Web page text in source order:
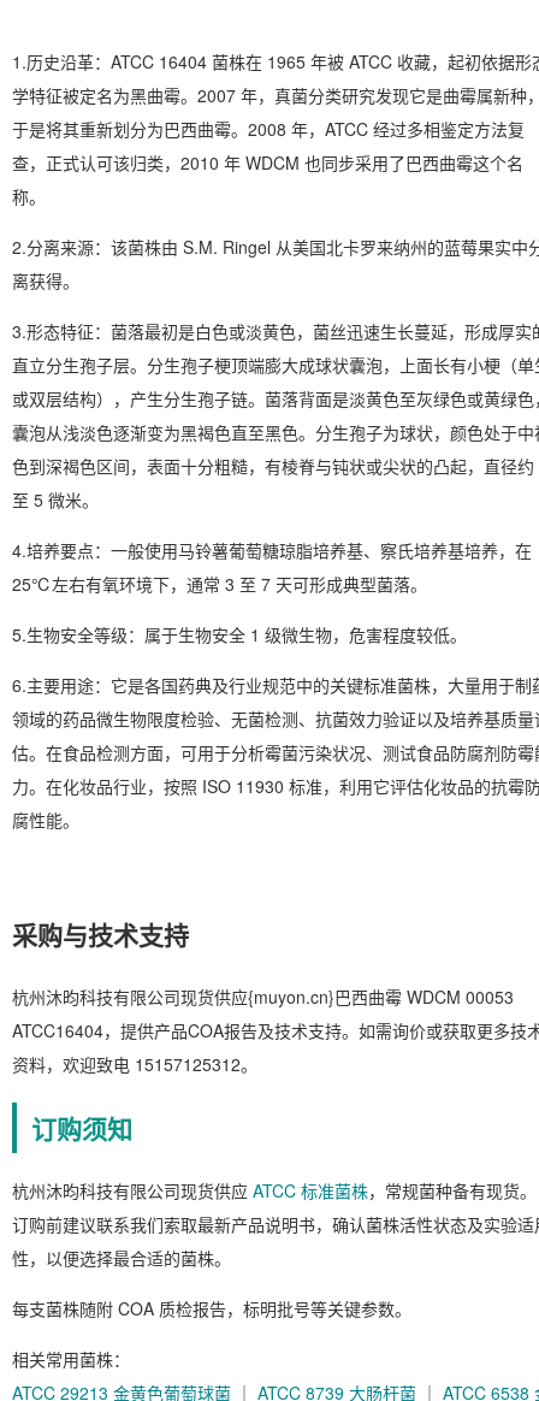
1.历史沿革：ATCC 16404 菌株在 1965 年被 ATCC 收藏，起初依据形
学特征被定名为黑曲霉。2007 年，真菌分类研究发现它是曲霉属新种
于是将其重新划分为巴西曲霉。2008 年，ATCC 经过多相鉴定方法复
查，正式认可该归类，2010 年 WDCM 也同步采用了巴西曲霉这个名
称。
2.分离来源：该菌株由 S.M. Ringel 从美国北卡罗来纳州的蓝莓果实中
离获得。
3.形态特征：菌落最初是白色或淡黄色，菌丝迅速生长蔓延，形成厚实
直立分生孢子层。分生孢子梗顶端膨大成球状囊泡，上面长有小梗（单
或双层结构），产生分生孢子链。菌落背面是淡黄色至灰绿色或黄绿色
囊泡从浅淡色逐渐变为黑褐色直至黑色。分生孢子为球状，颜色处于中
色到深褐色区间，表面十分粗糙，有棱脊与钝状或尖状的凸起，直径约
至 5 微米。
4.培养要点：一般使用马铃薯葡萄糖琼脂培养基、察氏培养基培养，在
25℃左右有氧环境下，通常 3 至 7 天可形成典型菌落。
5.生物安全等级：属于生物安全 1 级微生物，危害程度较低。
6.主要用途：它是各国药典及行业规范中的关键标准菌株，大量用于制
领域的药品微生物限度检验、无菌检测、抗菌效力验证以及培养基质量
估。在食品检测方面，可用于分析霉菌污染状况、测试食品防腐剂防霉
力。在化妆品行业，按照 ISO 11930 标准，利用它评估化妆品的抗霉
腐性能。
采购与技术支持
杭州沐昀科技有限公司现货供应{muyon.cn}巴西曲霉 WDCM 00053
ATCC16404，提供产品COA报告及技术支持。如需询价或获取更多技
资料，欢迎致电 15157125312。
订购须知
杭州沐昀科技有限公司现货供应 ATCC 标准菌株，常规菌种备有现货。
订购前建议联系我们索取最新产品说明书，确认菌株活性状态及实验适
性，以便选择最合适的菌株。
每支菌株随附 COA 质检报告，标明批号等关键参数。
相关常用菌株：
ATCC 29213 金黄色葡萄球菌 ｜ ATCC 8739 大肠杆菌 ｜ ATCC 6538